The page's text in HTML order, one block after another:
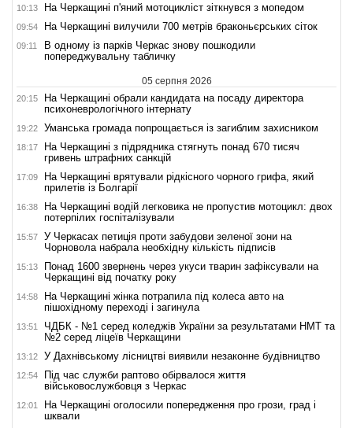
10:13 На Черкащині п'яний мотоцикліст зіткнувся з мопедом
09:54 На Черкащині вилучили 700 метрів браконьєрських сіток
09:11
В одному із парків Черкас знову пошкодили
попереджувальну табличку
05 серпня 2026
20:15
На Черкащині обрали кандидата на посаду директора
психоневрологічного інтернату
19:22 Уманська громада попрощається із загиблим захисником
18:17
На Черкащині з підрядника стягнуть понад 670 тисяч
гривень штрафних санкцій
17:09
На Черкащині врятували рідкісного чорного грифа, який
прилетів із Болгарії
16:38
На Черкащині водій легковика не пропустив мотоцикл: двох
потерпілих госпіталізували
15:57
У Черкасах петиція проти забудови зеленої зони на
Чорновола набрала необхідну кількість підписів
15:13
Понад 1600 звернень через укуси тварин зафіксували на
Черкащині від початку року
14:58
На Черкащині жінка потрапила під колеса авто на
пішохідному переході і загинула
13:51
ЧДБК - №1 серед коледжів України за результатами НМТ та
№2 серед ліцеїв Черкащини
13:12 У Дахнівському лісництві виявили незаконне будівництво
12:54
Під час служби раптово обірвалося життя
військовослужбовця з Черкас
12:01
На Черкащині оголосили попередження про грози, град і
шквали